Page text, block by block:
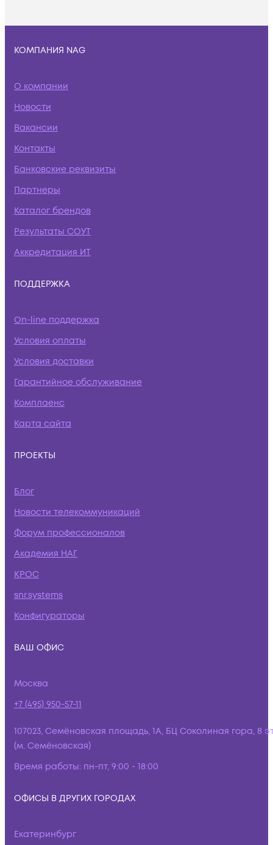
КОМПАНИЯ NAG
О компании
Новости
Вакансии
Контакты
Банковские реквизиты
Партнеры
Каталог брендов
Результаты СОУТ
Аккредитация ИТ
ПОДДЕРЖКА
On-line поддержка
Условия оплаты
Условия доставки
Гарантийное обслуживание
Комплаенс
Карта сайта
ПРОЕКТЫ
Блог
Новости телекоммуникаций
Форум профессионалов
Академия НАГ
КРОС
snr.systems
Конфигураторы
ВАШ ОФИС
Москва
+7 (495) 950-57-11
107023, Семёновская площадь, 1А, БЦ Соколиная гора, 8
(м. Семёновская)
Время работы: пн-пт, 9:00 - 18:00
ОФИСЫ В ДРУГИХ ГОРОДАХ
Екатеринбург